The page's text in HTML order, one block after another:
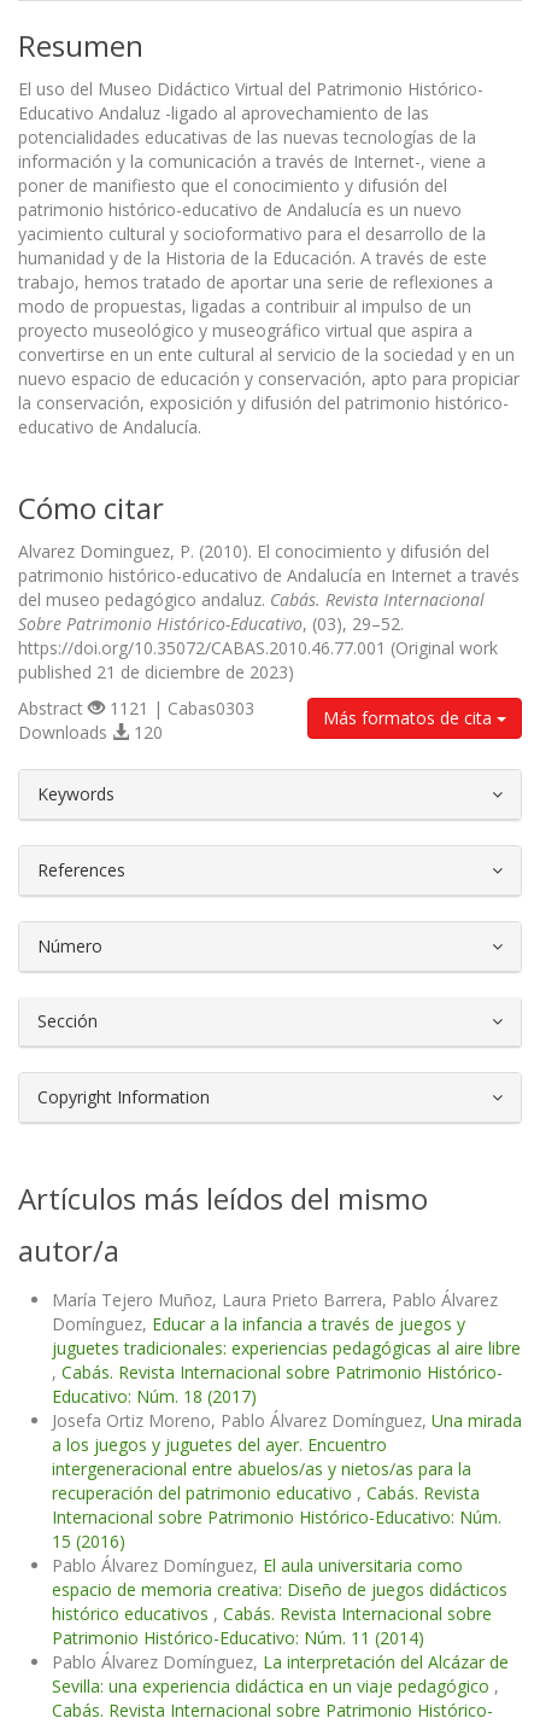
Resumen
El uso del Museo Didáctico Virtual del Patrimonio Histórico-
Educativo Andaluz -ligado al aprovechamiento de las
potencialidades educativas de las nuevas tecnologías de la
información y la comunicación a través de Internet-, viene a
poner de manifiesto que el conocimiento y difusión del
patrimonio histórico-educativo de Andalucía es un nuevo
yacimiento cultural y socioformativo para el desarrollo de la
humanidad y de la Historia de la Educación. A través de este
trabajo, hemos tratado de aportar una serie de reflexiones a
modo de propuestas, ligadas a contribuir al impulso de un
proyecto museológico y museográfico virtual que aspira a
convertirse en un ente cultural al servicio de la sociedad y en un
nuevo espacio de educación y conservación, apto para propiciar
la conservación, exposición y difusión del patrimonio histórico-
educativo de Andalucía.
Cómo citar
Alvarez Dominguez, P. (2010). El conocimiento y difusión del
patrimonio histórico-educativo de Andalucía en Internet a través
del museo pedagógico andaluz. Cabás. Revista Internacional
Sobre Patrimonio Histórico-Educativo, (03), 29–52.
https://doi.org/10.35072/CABAS.2010.46.77.001 (Original work
published 21 de diciembre de 2023)
Más formatos de cita
Abstract
1121 | Cabas0303
Downloads
120
Keywords
References
Número
Sección
Copyright Information
Artículos más leídos del mismo
autor/a
María Tejero Muñoz, Laura Prieto Barrera, Pablo Álvarez
Domínguez, Educar a la infancia a través de juegos y
juguetes tradicionales: experiencias pedagógicas al aire libre
, Cabás. Revista Internacional sobre Patrimonio Histórico-
Educativo: Núm. 18 (2017)
Josefa Ortiz Moreno, Pablo Álvarez Domínguez, Una mirada
a los juegos y juguetes del ayer. Encuentro
intergeneracional entre abuelos/as y nietos/as para la
recuperación del patrimonio educativo , Cabás. Revista
Internacional sobre Patrimonio Histórico-Educativo: Núm.
15 (2016)
Pablo Álvarez Domínguez, El aula universitaria como
espacio de memoria creativa: Diseño de juegos didácticos
histórico educativos , Cabás. Revista Internacional sobre
Patrimonio Histórico-Educativo: Núm. 11 (2014)
Pablo Álvarez Domínguez, La interpretación del Alcázar de
Sevilla: una experiencia didáctica en un viaje pedagógico ,
Cabás. Revista Internacional sobre Patrimonio Histórico-